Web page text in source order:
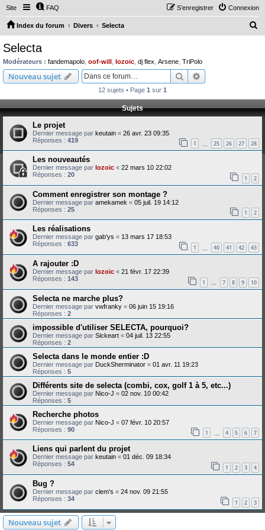
Site FAQ Connexion
S’enregistrer
Index du forum Divers Selecta
c
e
r
Selecta
Modérateurs : fandemapolo oof-will lozoic dj flex Arsene TriPolo
Nouveau sujet Rechercher
12 sujets • Page 1 sur 1
Sujets
Le projet
Dernier message par keutain « 26 avr. 23 09:35
Réponses : 419 1 25 26 27 28
Les nouveautés
Dernier message par lozoic « 22 mars 10 22:02
Réponses : 20 1 2
Comment enregistrer son montage ?
Dernier message par amekamek « 05 juil. 19 14:12
Réponses : 25 1 2
Les réalisations
Dernier message par gab'ys « 13 mars 17 18:53
Réponses : 633 1 40 41 42 43
A rajouter :D
Dernier message par lozoic « 21 févr. 17 22:39
Réponses : 143 1 … 7 8 9 10
Selecta ne marche plus?
Dernier message par vwfranky « 06 juin 15 19:16
Réponses : 2
impossible d'utiliser SELECTA, pourquoi?
Dernier message par Sickeart « 04 juil. 13 22:55
Réponses : 2
Selecta dans le monde entier :D
Dernier message par DuckSherminator « 01 avr. 11 19:23
Réponses : 5
Différents site de selecta (combi, cox, golf 1 à 5, etc...)
Dernier message par Nico-J « 02 nov. 10 00:42
Réponses : 5
Recherche photos
Dernier message par Nico-J « 07 févr. 10 20:57
Réponses : 90 1 4 5 6 7
Liens qui parlent du projet
Dernier message par keutain « 01 déc. 09 18:34
Réponses : 54 1 2 3 4
Bug ?
Dernier message par clem's « 24 nov. 09 21:55
Réponses : 34 1 2 3
Nouveau sujet